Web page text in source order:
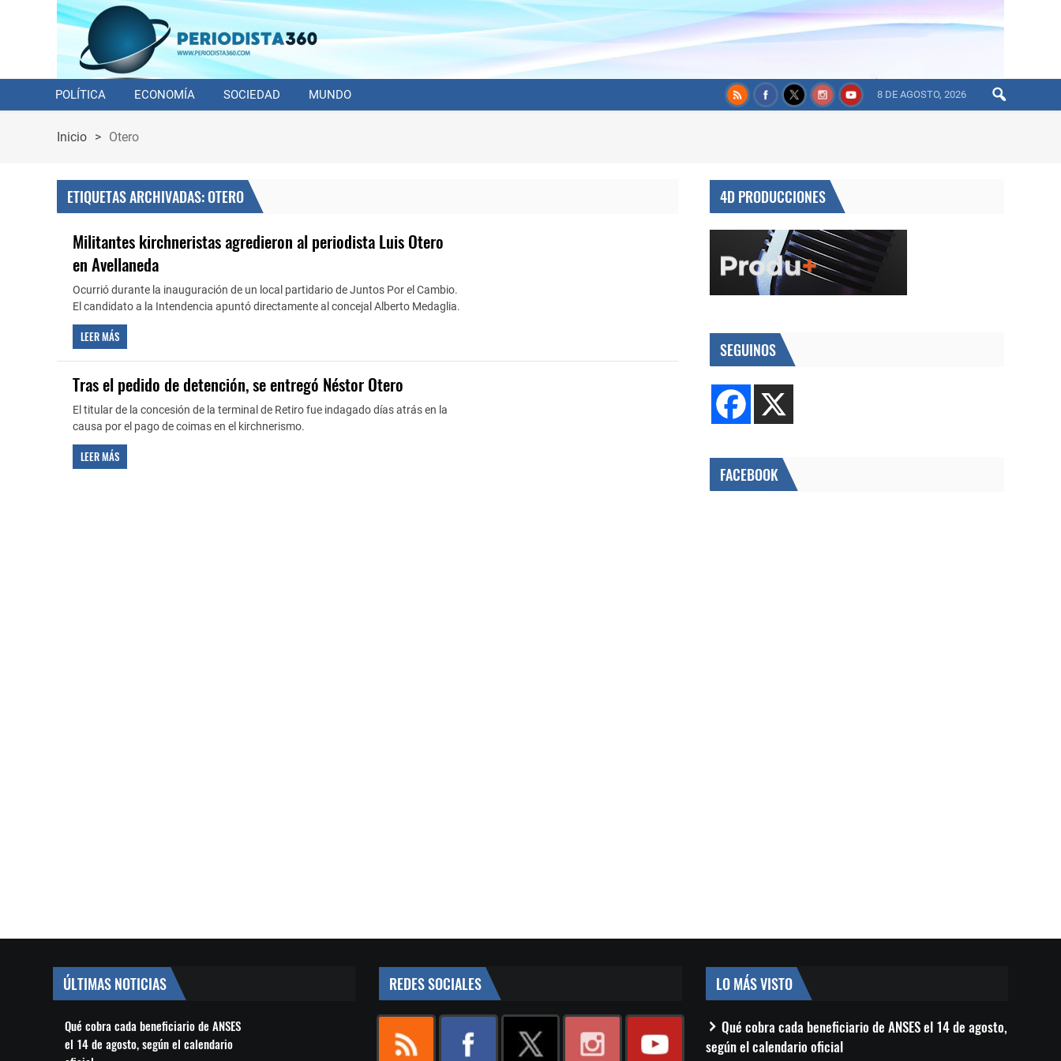
POLÍTICA ECONOMÍA SOCIEDAD MUNDO 8 DE AGOSTO, 2026
Inicio > Otero
ETIQUETAS ARCHIVADAS: OTERO
Militantes kirchneristas agredieron al periodista Luis Otero
en Avellaneda
Ocurrió durante la inauguración de un local partidario de Juntos Por el Cambio.
El candidato a la Intendencia apuntó directamente al concejal Alberto Medaglia.
LEER MÁS
Tras el pedido de detención, se entregó Néstor Otero
El titular de la concesión de la terminal de Retiro fue indagado días atrás en la
causa por el pago de coimas en el kirchnerismo.
LEER MÁS
4D PRODUCCIONES
SEGUINOS
FACEBOOK
ÚLTIMAS NOTICIAS
Qué cobra cada beneficiario de ANSES
el 14 de agosto, según el calendario
REDES SOCIALES LO MÁS VISTO
Qué cobra cada beneficiario de ANSES el 14 de agosto,
según el calendario oficial